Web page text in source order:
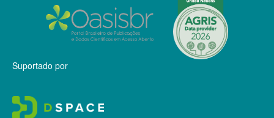
Suportado por